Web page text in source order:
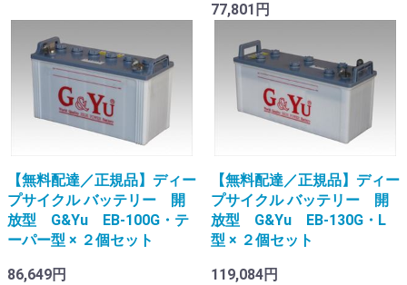
77,801円
【無料配達／正規品】ディー
プサイクル バッテリー 開
放型 G&Yu EB-100G・テ
ーパー型 × ２個セット
86,649円
【無料配達／正規品】ディー
プサイクル バッテリー 開
放型 G&Yu EB-130G・L
型 × ２個セット
119,084円